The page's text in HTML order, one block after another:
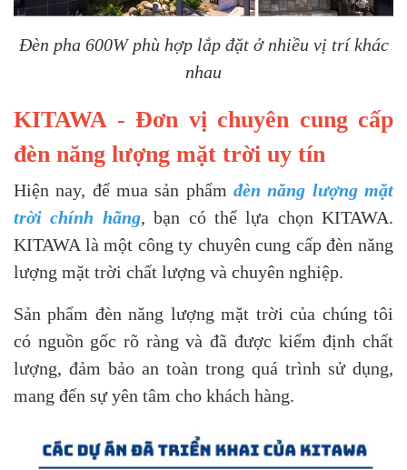
Đèn pha 600W phù hợp lắp đặt ở nhiều vị trí khác
nhau
KITAWA - Đơn vị chuyên cung cấp
đèn năng lượng mặt trời uy tín
Hiện nay, để mua sản phẩm đèn năng lượng mặt
trời chính hãng, bạn có thể lựa chọn KITAWA.
KITAWA là một công ty chuyên cung cấp đèn năng
lượng mặt trời chất lượng và chuyên nghiệp.
Sản phẩm đèn năng lượng mặt trời của chúng tôi
có nguồn gốc rõ ràng và đã được kiểm định chất
lượng, đảm bảo an toàn trong quá trình sử dụng,
mang đến sự yên tâm cho khách hàng.